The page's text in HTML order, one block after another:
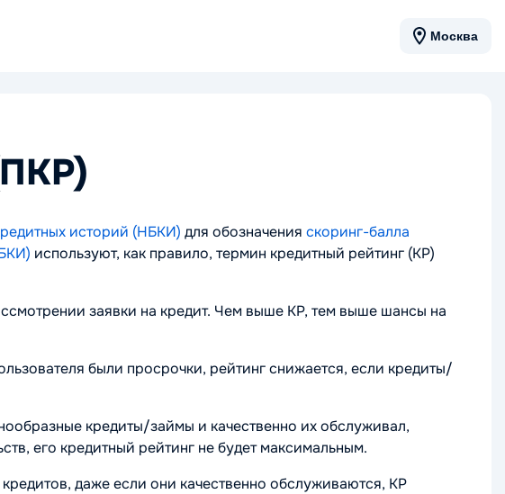
Москва
историй (НБКИ) для обозначения скоринг-балла
используют, как правило, термин кредитный рейтинг (КР)
заявки на кредит. Чем выше КР, тем выше шансы на
были просрочки, рейтинг снижается, если кредиты/
кредиты/займы и качественно их обслуживал,
его кредитный рейтинг не будет максимальным.
даже если они качественно обслуживаются, КР